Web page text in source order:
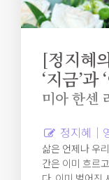
[정지혜
‘지금’과
미아 한센
정지혜｜
삶은 언제나 우
간은 이미 흐르